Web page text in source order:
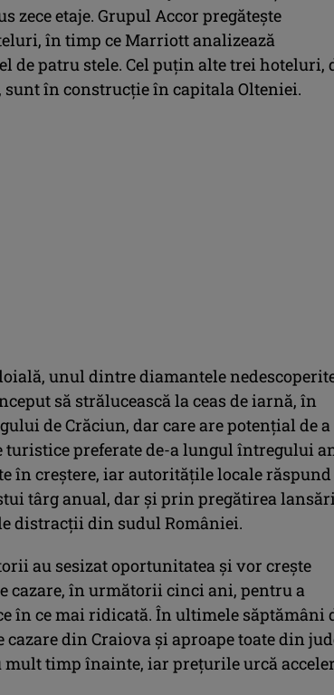
zece etaje. Grupul Accor pregătește
în timp ce Marriott analizează
de patru stele. Cel puțin alte trei hoteluri,
în construcție în capitala Olteniei.
unul dintre diamantele
să strălucească la ceas de iarnă, în
de Crăciun, dar care are potențial de a
preferate de-a lungul întregului
în creștere, iar autoritățile locale răspund
târg anual, dar și prin pregătirea
distracții din sudul României.
au sesizat oportunitatea și vor crește
cazare, în următorii cinci ani, pentru a
în ce mai ridicată. În ultimele săptămâni
din Craiova și aproape toate din
mult timp înainte, iar prețurile urcă